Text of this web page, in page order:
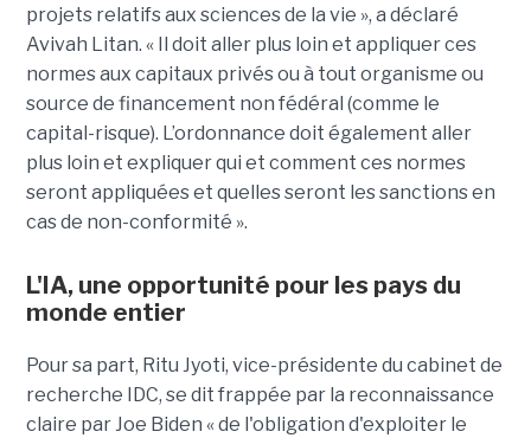
projets relatifs aux sciences de la vie », a déclaré
Avivah Litan. « Il doit aller plus loin et appliquer ces
normes aux capitaux privés ou à tout organisme ou
source de financement non fédéral (comme le
capital-risque). L’ordonnance doit également aller
plus loin et expliquer qui et comment ces normes
seront appliquées et quelles seront les sanctions en
cas de non-conformité ».
L'IA, une opportunité pour les pays du
monde entier
Pour sa part, Ritu Jyoti, vice-présidente du cabinet de
recherche IDC, se dit frappée par la reconnaissance
claire par Joe Biden « de l'obligation d'exploiter le